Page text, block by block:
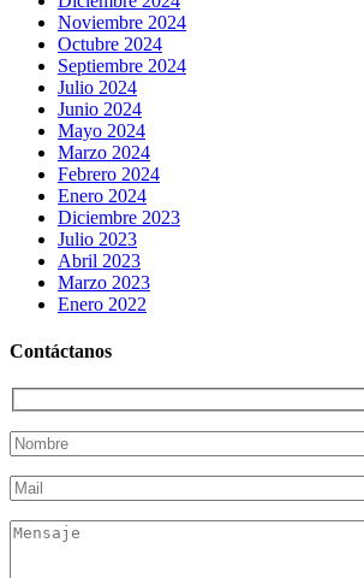
Noviembre 2024
Octubre 2024
Septiembre 2024
Julio 2024
Junio 2024
Mayo 2024
Marzo 2024
Febrero 2024
Enero 2024
Diciembre 2023
Julio 2023
Abril 2023
Marzo 2023
Enero 2022
Contáctanos